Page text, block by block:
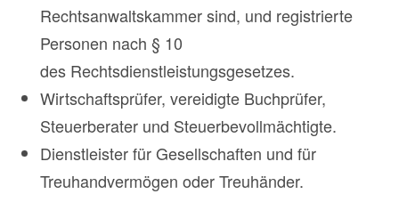
Rechtsanwaltskammer sind, und registrierte
Personen nach § 10
des Rechtsdienstleistungsgesetzes.
Wirtschaftsprüfer, vereidigte Buchprüfer,
Steuerberater und Steuerbevollmächtigte.
Dienstleister für Gesellschaften und für
Treuhandvermögen oder Treuhänder.